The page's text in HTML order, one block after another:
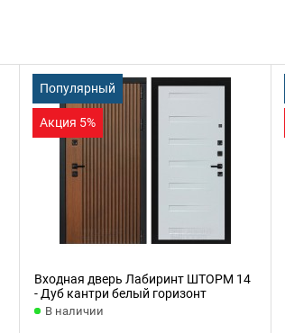
Популярный
Акция 5%
Входная дверь Лабиринт ШТОРМ 14
- Дуб кантри белый горизонт
В наличии